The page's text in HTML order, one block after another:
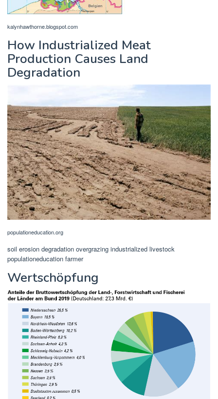
kalynhawthorne.blogspot.com
How Industrialized Meat
Production Causes Land
Degradation
populationeducation.org
soil erosion degradation overgrazing industrialized livestock
populationeducation farmer
Wertschöpfung